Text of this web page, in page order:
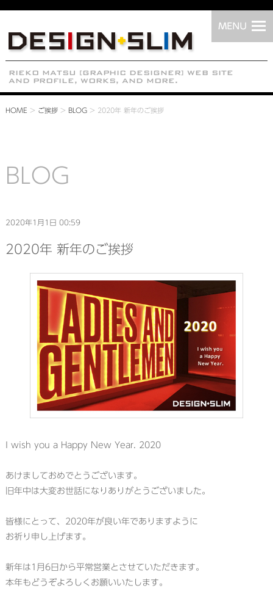
HOME > ご挨拶> BLOG> 2020年 新年のご挨拶
BLOG
2020年1月1日 00:59
2020年 新年のご挨拶
I wish you a Happy New Year. 2020
あけましておめでとうございます。
旧年中は大変お世話になりありがとうございました。
皆様にとって、2020年が良い年でありますように
お祈り申し上げます。
新年は1月6日から平常営業とさせていただきます。
本年もどうぞよろしくお願いいたします。